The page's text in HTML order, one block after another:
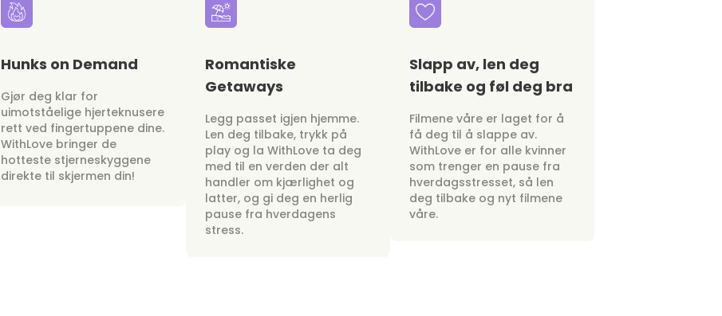
Hunks on Demand
Gjør deg klar for
uimotståelige hjerteknusere
rett ved fingertuppene dine.
WithLove bringer de
hotteste stjerneskyggene
direkte til skjermen din!
Romantiske
Getaways
Legg passet igjen hjemme.
Len deg tilbake, trykk på
play og la WithLove ta deg
med til en verden der alt
handler om kjærlighet og
latter, og gi deg en herlig
pause fra hverdagens
stress.
Slapp av, len deg
tilbake og føl deg bra
Filmene våre er laget for å
få deg til å slappe av.
WithLove er for alle kvinner
som trenger en pause fra
hverdagsstresset, så len
deg tilbake og nyt filmene
våre.